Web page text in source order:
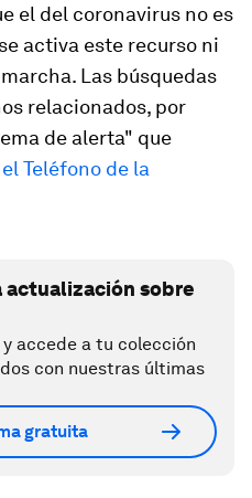
el del coronavirus no es
activa este recurso ni
Las búsquedas
relacionados, por
de alerta" que
Teléfono de la
actualización sobre
accede a tu colección
con nuestras últimas
gratuita